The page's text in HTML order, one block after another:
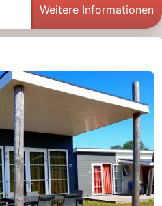
Weitere Informationen